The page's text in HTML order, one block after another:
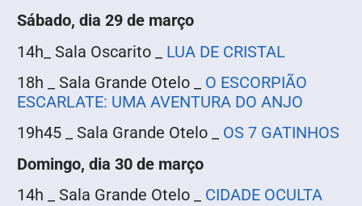
Sábado, dia 29 de março
14h_ Sala Oscarito _ LUA DE CRISTAL
18h _ Sala Grande Otelo _ O ESCORPIÃO
ESCARLATE: UMA AVENTURA DO ANJO
19h45 _ Sala Grande Otelo _ OS 7 GATINHOS
Domingo, dia 30 de março
14h _ Sala Grande Otelo _ CIDADE OCULTA